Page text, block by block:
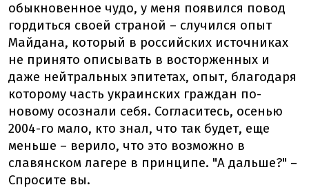
обыкновенное чудо, у меня появился повод
гордиться своей страной – случился опыт
Майдана, который в российских источниках
не принято описывать в восторженных и
даже нейтральных эпитетах, опыт, благодаря
которому часть украинских граждан по-
новому осознали себя. Согласитесь, осенью
2004-го мало, кто знал, что так будет, еще
меньше – верило, что это возможно в
славянском лагере в принципе. "А дальше?" –
Спросите вы.